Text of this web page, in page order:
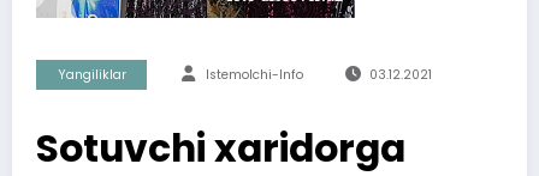
Yangiliklar Istemolchi-Info 03.12.2021
Sotuvchi xaridorga